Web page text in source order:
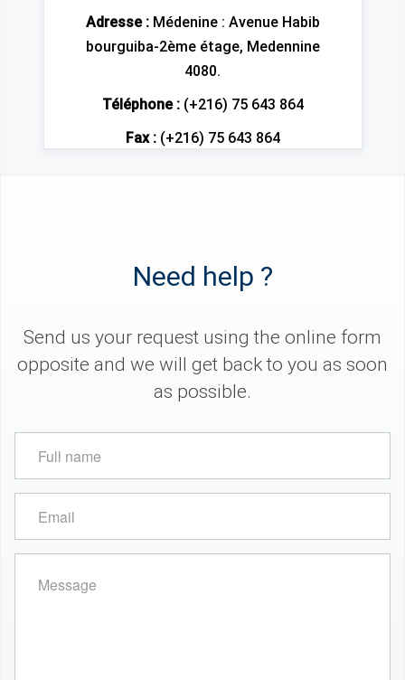
Adresse :Médenine : Avenue Habib
bourguiba-2ème étage, Medennine
4080.
Téléphone :(+216) 75 643 864
Fax : (+216) 75 643 864
Need help ?
Send us your request using the online form
opposite and we will get back to you as soon
as possible.